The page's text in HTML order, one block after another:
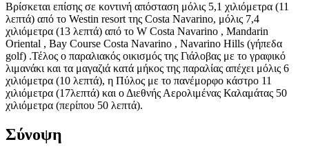
Βρίσκεται επίσης σε κοντινή απόσταση μόλις 5,1 χιλιόμετρα (11
λεπτά) από το Westin resort της Costa Navarino, μόλις 7,4
χιλιόμετρα (13 λεπτά) από το W Costa Navarino , Mandarin
Oriental , Bay Course Costa Navarino , Navarino Hills (γήπεδα
golf) .Τέλος ο παραλιακός οικισμός της Γιάλοβας με το γραφικό
λιμανάκι και τα μαγαζιά κατά μήκος της παραλίας απέχει μόλις 6
χιλιόμετρα (10 λεπτά), η Πύλος με το πανέμορφο κάστρο 11
χιλιόμετρα (17λεπτά) και ο Διεθνής Αερολιμένας Καλαμάτας 50
χιλιόμετρα (περίπου 50 λεπτά).
Σύνοψη